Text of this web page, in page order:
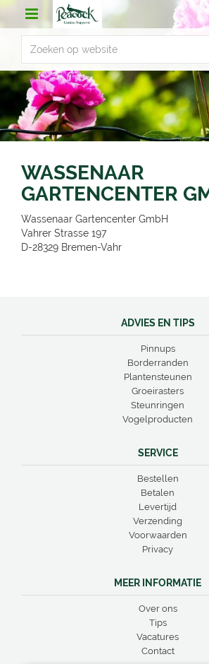
r
n
t
WASSENAAR
GARTENCENTER
Wassenaar Gartencenter GmbH
Vahrer Strasse 197
D-28329 Bremen-Vahr
ADVIES EN TIPS
Pinnups
Borderranden
Plantensteunen
Groeirasters
Steunringen
Vogelproducten
SERVICE
Bestellen
Betalen
Levertijd
Verzending
Voorwaarden
Privacy
MEER INFORMATIE
Over ons
Tips
Vacatures
Contact